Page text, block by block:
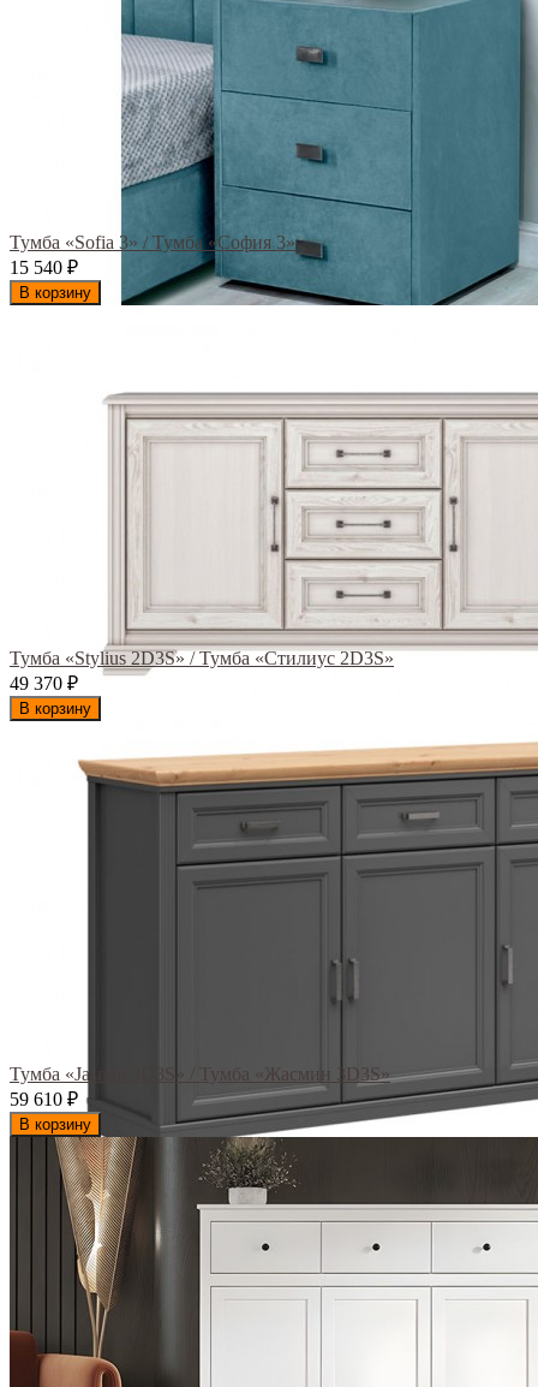
Тумба «Sofia 3» / Тумба «София 3»
15 540 ₽
В корзину
Тумба «Stylius 2D3S» / Тумба «Стилиус 2D3S»
49 370 ₽
В корзину
Тумба «Jasmin 3D3S» / Тумба «Жасмин 3D3S»
59 610 ₽
В корзину